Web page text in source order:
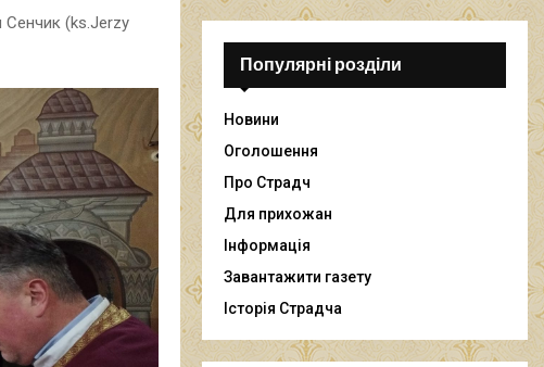
Сенчик (ks.Jerzy
г
ч
Популярні розділи
Новини
Оголошення
Про Страдч
Для прихожан
Інформація
Завантажити газету
Історія Страдча